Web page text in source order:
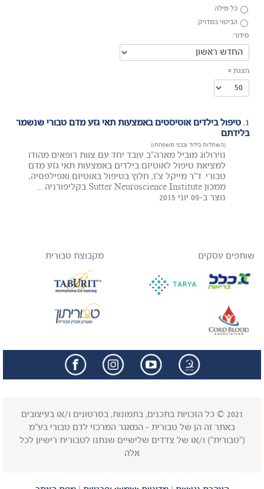
כל מילה
הביטוי במדויק
סידור:
הצגת #
1. טיפול בילדים אוטיסטים באמצעות תאי גזע מדם טבורי שנשמר
בלידתם
(השתלות בילוד ובבני משפחתו)
נוירולוג מוביל מארה"ב עובד יחד עם צוות רופאים מהודו
למציאת טיפול לאוטיזם בילדים באמצעות תאי גזע מדם
טבורי. ד"ר מייקל צ'ז, חלוץ בטיפול באוטיזם ואפילפסיה,
ממכון Sutter Neuroscience Institute בקליפורניה ...
נוצר ב-09 יוני 2015
שותפים עסקים מקבוצת טבורית
2021 © כל הזכויות בתכנים, בתמונות, בסרטונים ו/או בעיצובים
באתר זה הן של טבורית - המאגר המרכזי לדם טבורי בע"מ
("טבורית") ו/או של צדדים שלישיים שנתנו לטבורית רישיון לכל
אלה